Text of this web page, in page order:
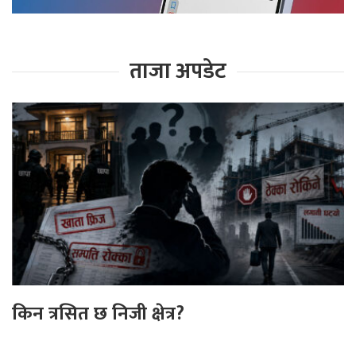
ताजा अपडेट
किन त्रसित छ निजी क्षेत्र?